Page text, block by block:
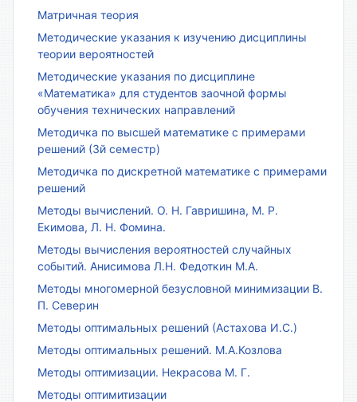
Матричная теория
Методические указания к изучению дисциплины
теории вероятностей
Методические указания по дисциплине
«Математика» для студентов заочной формы
обучения технических направлений
Методичка по высшей математике с примерами
решений (3й семестр)
Методичка по дискретной математике с примерами
решений
Методы вычислений. О. Н. Гавришина, М. Р.
Екимова, Л. Н. Фомина.
Методы вычисления вероятностей случайных
событий. Анисимова Л.Н. Федоткин М.А.
Методы многомерной безусловной минимизации В.
П. Северин
Методы оптимальных решений (Астахова И.С.)
Методы оптимальных решений. М.А.Козлова
Методы оптимизации. Некрасова М. Г.
Методы оптимитизации